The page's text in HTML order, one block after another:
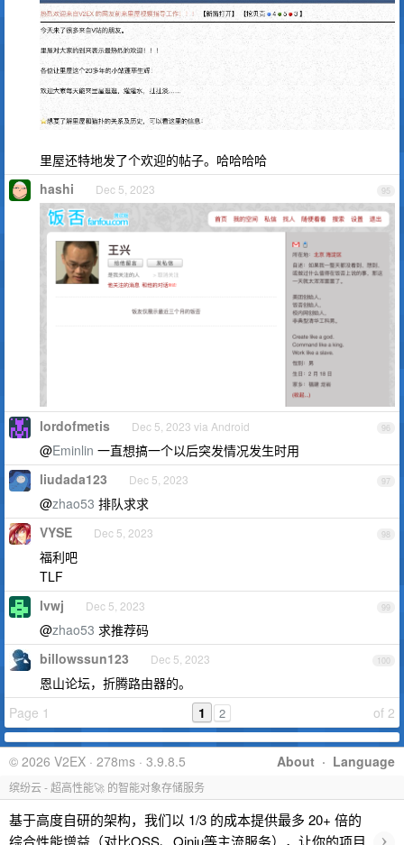
里屋还特地发了个欢迎的帖子。哈哈哈哈
95
hashi Dec 5, 2023
96
lordofmetis Dec 5, 2023 via Android
@Eminlin 一直想搞一个以后突发情况发生时用
97
liudada123 Dec 5, 2023
@zhao53 排队求求
98
VYSE Dec 5, 2023
福利吧
TLF
99
lvwj Dec 5, 2023
@zhao53 求推荐码
100
billowssun123 Dec 5, 2023
恩山论坛，折腾路由器的。
Page 1
of 2
1 2
About · Language
© 2026 V2EX · 278ms · 3.9.8.5
缤纷云 - 超高性能🚀 的智能对象存储服务
基于高度自研的架构，我们以 1/3 的成本提供最多 20+ 倍的
综合性能增益（对比OSS、Qiniu等主流服务），让你的项目
›